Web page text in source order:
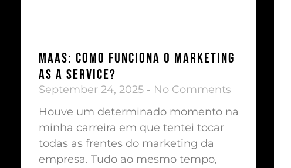
MaaS: Como funciona o Marketing
as a Service?
September 24, 2025
No Comments
Houve um determinado momento na
minha carreira em que tentei tocar
todas as frentes do marketing da
empresa. Tudo ao mesmo tempo,